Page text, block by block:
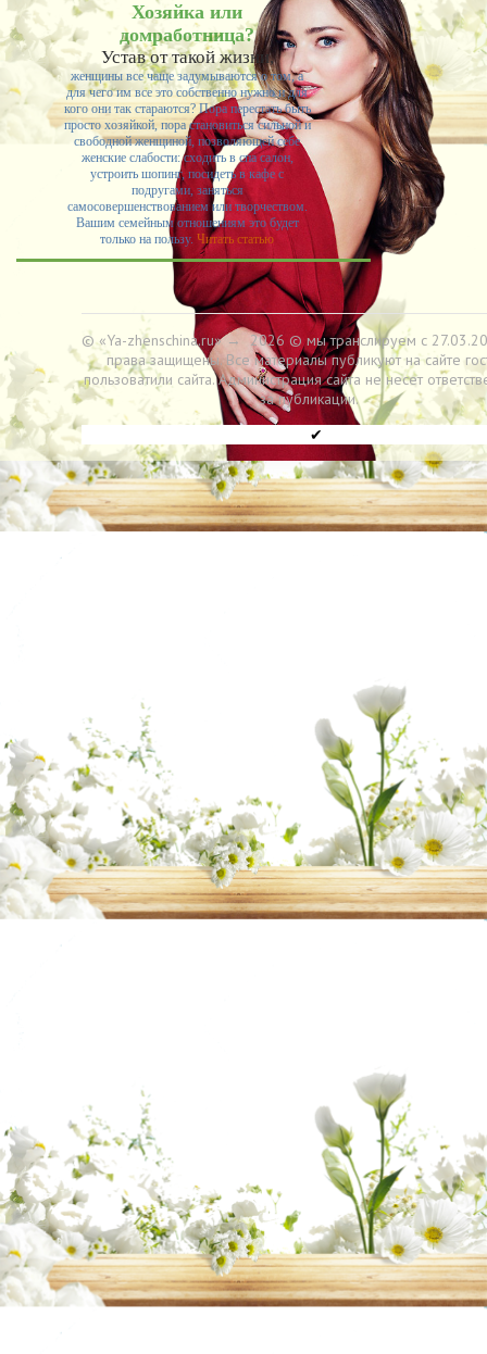
Хозяйка или
домработница?
Устав от такой жизни,
женщины все чаще задумываются о том, а
для чего им все это собственно нужно и для
кого они так стараются? Пора перестать быть
просто хозяйкой, пора становиться сильной и
свободной женщиной, позволяющей себе
женские слабости: сходить в спа салон,
устроить шопинг, посидеть в кафе с
подругами, заняться
самосовершенствованием или творчеством.
Вашим семейным отношениям это будет
только на пользу. Читать статью
© «Ya-zhenschina.ru»→ 2026 © мы транслируем с
права защищены. Все материалы публикуют на сайте
пользоватили сайта. Администрация сайта не несет
за публикации.
✔